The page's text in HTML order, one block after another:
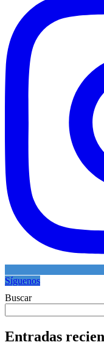
Síguenos
Buscar
Entradas